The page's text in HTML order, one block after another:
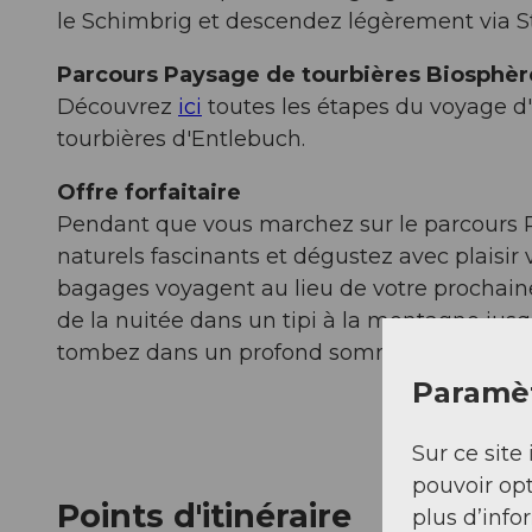
le Schimbrig et descendez légèrement via
Parcours Paysage de tourbières
Découvrez ici toutes les étapes du voyage
tourbières d'Entlebuch.
Offre forfaitaire
Pendant que vous marchez sur le parcours
naturels fascinants et dégustez avec
bagages voyagent au lieu de votre
de la nuitée dans un tipi à la montagne
tombez dans un profond sommeil
Points d'itinéraire
Sur ce site
pouvoir
plus